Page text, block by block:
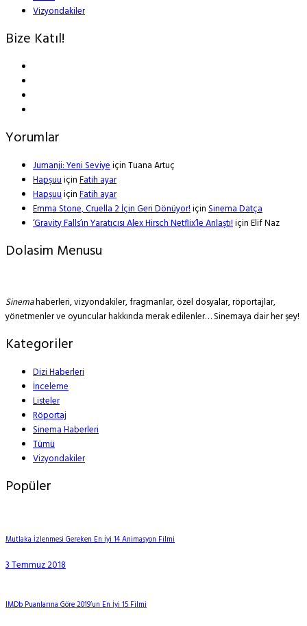
Vizyondakiler
Bize Katıl!
Yorumlar
Jumanji: Yeni SeviyeiçinTuana Artuç
HapşuuiçinFatih ayar
HapşuuiçinFatih ayar
Emma Stone, Cruella 2 İçin Geri Dönüyor!içinSinema Datça
‘Gravity Falls’ın Yaratıcısı Alex Hirsch Netflix’le Anlaştı!içinElif Naz
Dolasim Menusu
Sinemahaberleri, vizyondakiler, fragmanlar, özel dosyalar, röportajlar,
yönetmenler ve oyuncular hakkında merak edilenler… Sinemaya dair her şey!
Kategoriler
Dizi Haberleri
İnceleme
Listeler
Röportaj
Sinema Haberleri
Tümü
Vizyondakiler
Popüler
Mutlaka İzlenmesi Gereken En İyi 14 Animasyon Filmi
3 Temmuz 2018
IMDb Puanlarına Göre 2019’un En İyi 15 Filmi